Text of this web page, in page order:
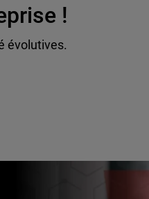
!
évolutives.